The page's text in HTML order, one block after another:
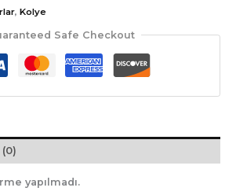
, Kolye
Safe Checkout
yapılmadı.